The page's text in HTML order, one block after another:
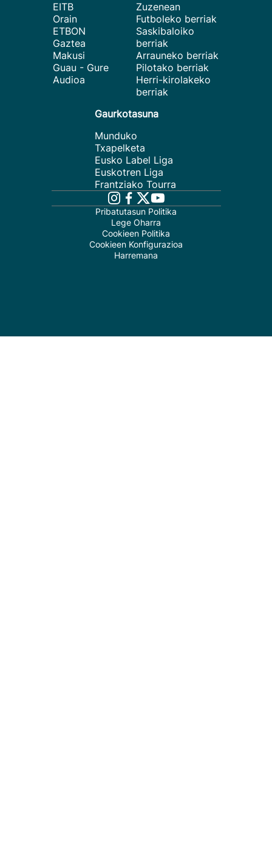
EITB
Orain
ETBON
Gaztea
Makusi
Guau - Gure
Audioa
Zuzenean
Futboleko berriak
Saskibaloiko
berriak
Arrauneko berriak
Pilotako berriak
Herri-kirolakeko
berriak
Gaurkotasuna
Munduko
Txapelketa
Eusko Label Liga
Euskotren Liga
Frantziako Tourra
Pribatutasun Politika
Lege Oharra
Cookieen Politika
Cookieen Konfigurazioa
Harremana